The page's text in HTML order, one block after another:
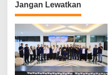
Jangan Lewatkan